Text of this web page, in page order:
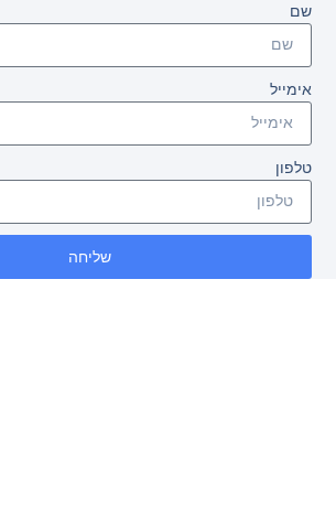
שם
אימייל
טלפון
שליחה